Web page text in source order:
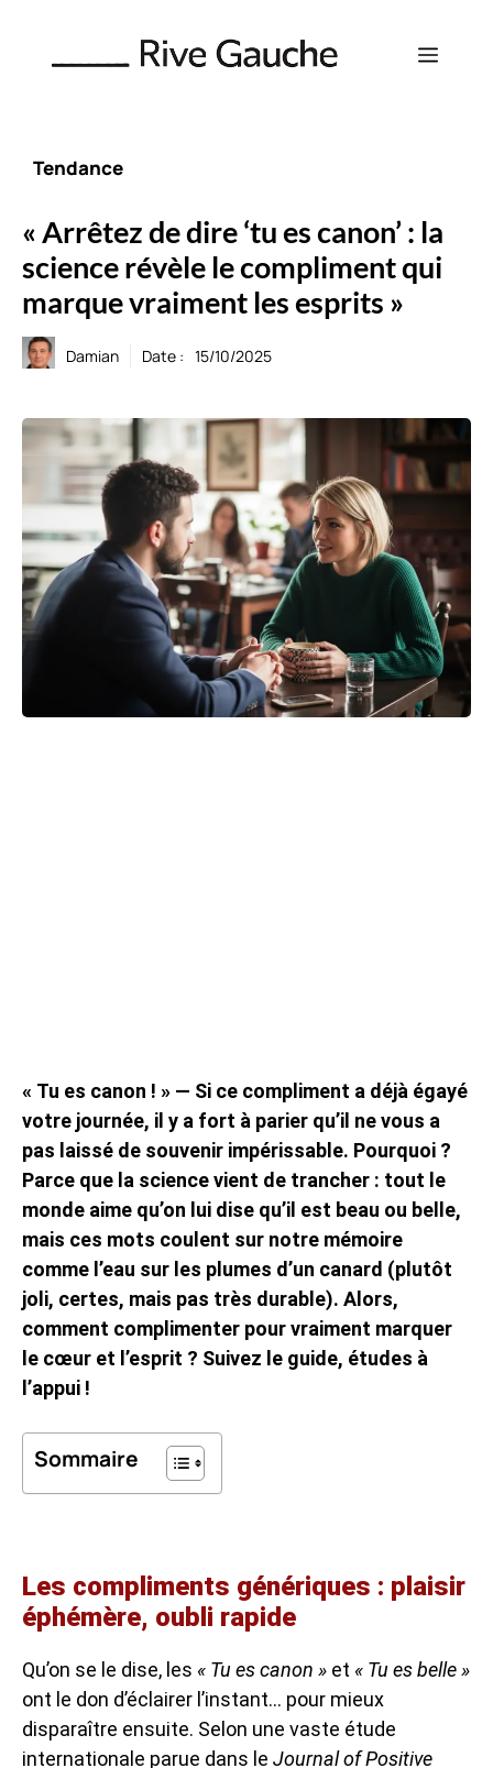
contenu
Menu
Tendance
« Arrêtez de dire ‘tu es canon’ : la
science révèle le compliment qui
marque vraiment les esprits »
Damian Date : 15/10/2025
« Tu es canon ! » — Si ce compliment a déjà égayé
votre journée, il y a fort à parier qu’il ne vous a
pas laissé de souvenir impérissable. Pourquoi ?
Parce que la science vient de trancher : tout le
monde aime qu’on lui dise qu’il est beau ou belle,
mais ces mots coulent sur notre mémoire
comme l’eau sur les plumes d’un canard (plutôt
joli, certes, mais pas très durable). Alors,
comment complimenter pour vraiment marquer
le cœur et l’esprit ? Suivez le guide, études à
l’appui !
Sommaire
Les compliments génériques : plaisir
éphémère, oubli rapide
Qu’on se le dise, les « Tu es canon » et « Tu es belle »
ont le don d’éclairer l’instant… pour mieux
disparaître ensuite. Selon une vaste étude
internationale parue dans le Journal of Positive